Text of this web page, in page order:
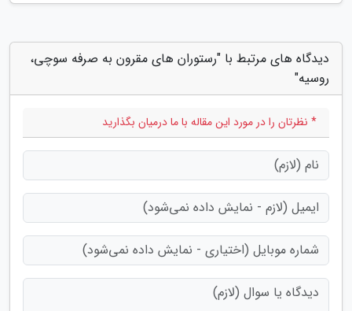
دیدگاه های مرتبط با "رستوران های مقرون به صرفه سوچی،
روسیه"
* نظرتان را در مورد این مقاله با ما درمیان بگذارید